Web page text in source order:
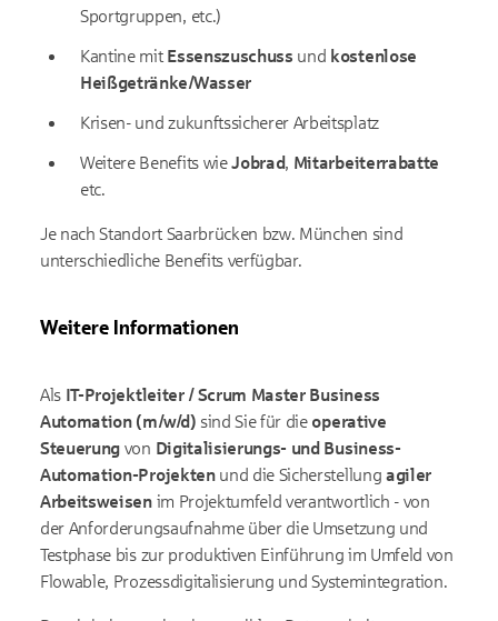
Sportgruppen, etc.)
Kantine mit Essenszuschuss und kostenlose
Heißgetränke/Wasser
Krisen- und zukunftssicherer Arbeitsplatz
Weitere Benefits wieJobrad, Mitarbeiterrabatte
etc.
Je nach Standort Saarbrücken bzw. München sind
unterschiedliche Benefits verfügbar.
Weitere Informationen
Als IT-Projektleiter / Scrum Master Business
Automation (m/w/d) sind Sie für die operative
Steuerung von Digitalisierungs- und Business-
Automation-Projektenund die Sicherstellung agiler
Arbeitsweisenim Projektumfeld verantwortlich - von
der Anforderungsaufnahme über die Umsetzung und
Testphase bis zur produktiven Einführung im Umfeld von
Flowable, Prozessdigitalisierung und Systemintegration.